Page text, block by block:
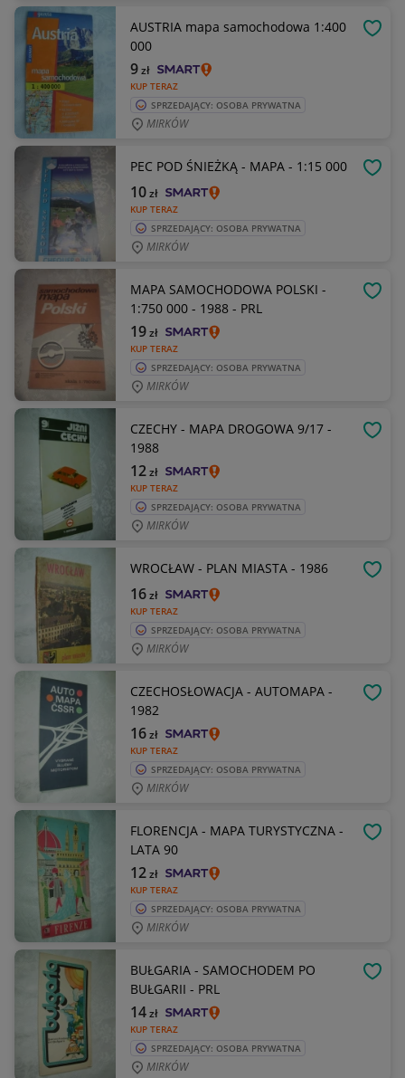
AUSTRIA mapa samochodowa 1:400
000
KUP TERAZ
9zł
SPRZEDAJĄCY: OSOBA PRYWATNA
MIRKÓW
PEC POD ŚNIEŻKĄ - MAPA - 1:15 000
KUP TERAZ
10zł
SPRZEDAJĄCY: OSOBA PRYWATNA
MIRKÓW
MAPA SAMOCHODOWA POLSKI -
1:750 000 - 1988 - PRL
KUP TERAZ
19zł
SPRZEDAJĄCY: OSOBA PRYWATNA
MIRKÓW
CZECHY - MAPA DROGOWA 9/17 -
1988
KUP TERAZ
12zł
SPRZEDAJĄCY: OSOBA PRYWATNA
MIRKÓW
WROCŁAW - PLAN MIASTA - 1986
KUP TERAZ
16zł
SPRZEDAJĄCY: OSOBA PRYWATNA
MIRKÓW
CZECHOSŁOWACJA - AUTOMAPA -
1982
KUP TERAZ
16zł
SPRZEDAJĄCY: OSOBA PRYWATNA
MIRKÓW
FLORENCJA - MAPA TURYSTYCZNA -
LATA 90
KUP TERAZ
12zł
SPRZEDAJĄCY: OSOBA PRYWATNA
MIRKÓW
BUŁGARIA - SAMOCHODEM PO
BUŁGARII - PRL
KUP TERAZ
14zł
SPRZEDAJĄCY: OSOBA PRYWATNA
MIRKÓW